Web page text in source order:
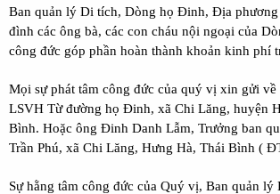
Ban quản lý Di tích, Dòng họ Đinh, Địa
đình các ông bà, các con cháu nội ngoại của
công đức góp phần hoàn thành khoản kinh phí
Mọi sự phát tâm công đức của quý vị xin gửi
LSVH Từ đường họ Đinh, xã Chi Lăng, huyện
Bình. Hoặc ông Đinh Danh Lẫm, Trưởng ban
Trần Phú, xã Chi Lăng, Hưng Hà, Thái Bình (
Sự hằng tâm công đức của Quý vị, Ban quản